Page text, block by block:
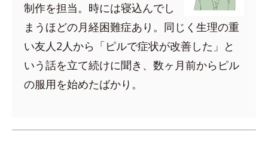
制作を担当。時には寝込んでし
まうほどの月経困難症あり。同じく生理の重
い友人2人から「ピルで症状が改善した」と
いう話を立て続けに聞き、数ヶ月前からピル
の服用を始めたばかり。